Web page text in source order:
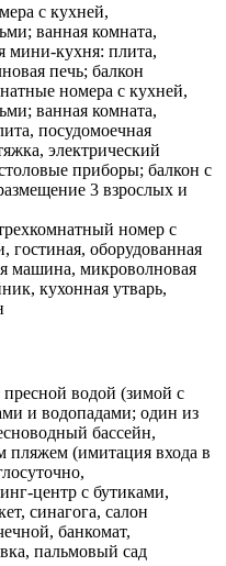
с кухней,
ванная комната,
мини-кухня: плита,
печь; балкон
номера с кухней,
ванная комната,
посудомоечная
электрический
приборы; балкон с
3 взрослых и
номер с
гостиная, оборудованная
машина, микроволновая
кухонная утварь,
водой (зимой с
и водопадами; один из
бассейн,
(имитация входа в
центр с бутиками,
синагога, салон
банкомат,
пальмовый сад